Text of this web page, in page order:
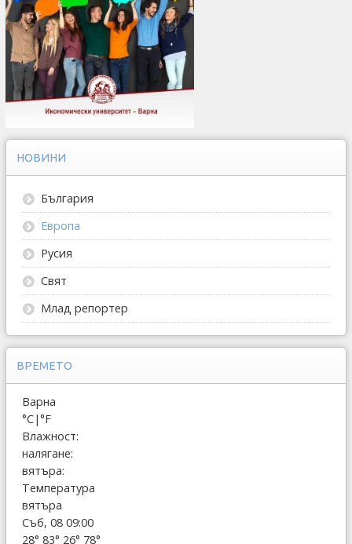
НОВИНИ
България
Европа
Русия
Свят
Млад репортер
ВРЕМЕТО
Варна
°C|°F
Влажност:
налягане:
вятъра:
Температура
вятъра
Съб, 08 09:00
28° 83° 26° 78°